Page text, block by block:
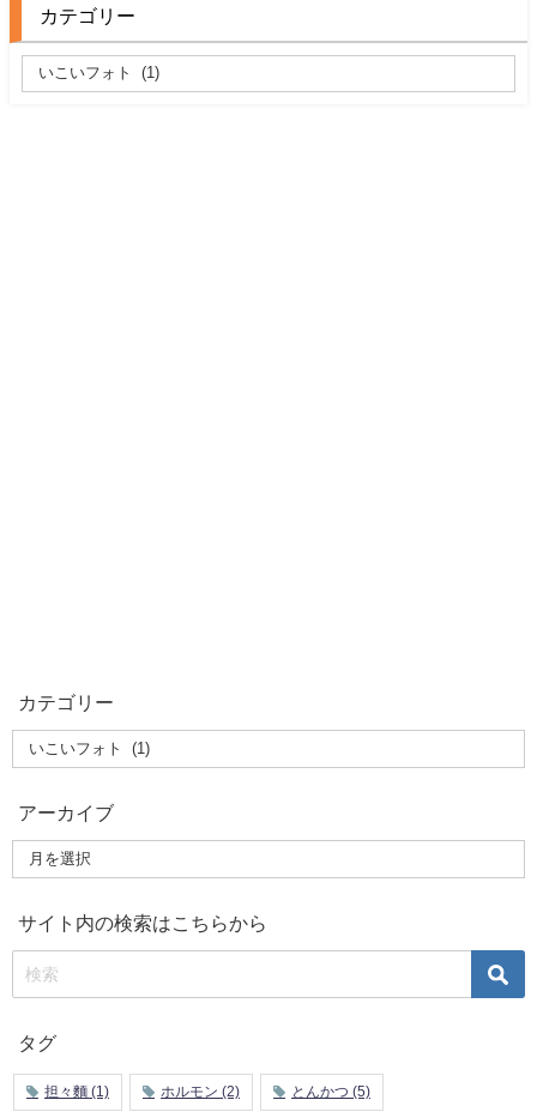
カテゴリー
カテゴリー
アーカイブ
サイト内の検索はこちらから
タグ
担々麵 (1) ホルモン (2) とんかつ (5)